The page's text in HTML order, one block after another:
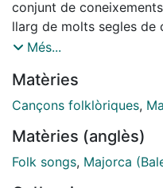
conjunt de
llarg de molts segles
un seguit de fets que
treball és un assaig
fer poètic, el de la cançó
primer, parlo de la
la poesia curta a
Més...
Matèries
Cançons folklòriques,
Matèries (anglès)
Folk songs, Majorca